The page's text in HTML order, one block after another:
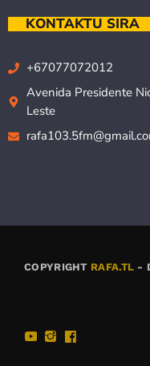
KONTAKTU SIRA
+67077072012
Avenida Presidente
Leste
COPYRIGHT RAFA.TL -